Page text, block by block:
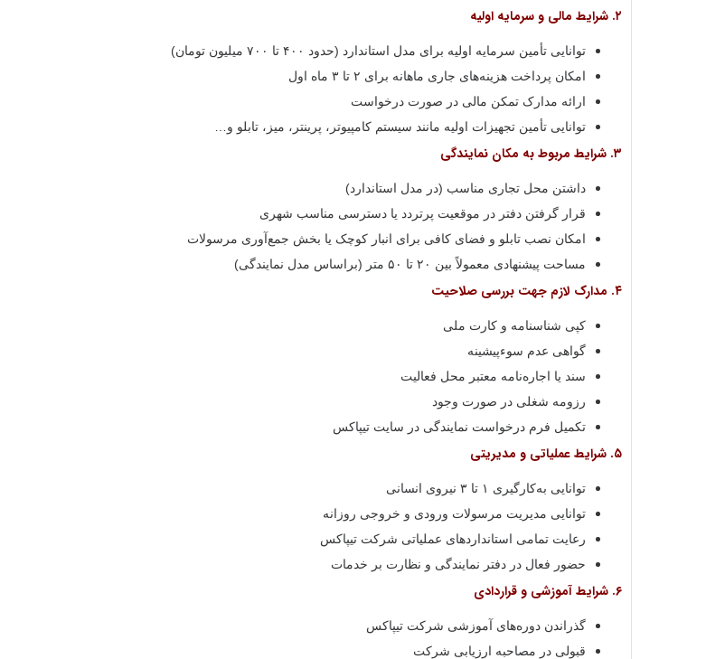
۲. شرایط مالی و سرمایه اولیه
توانایی تأمین سرمایه اولیه برای مدل استاندارد (حدود ۴۰۰ تا ۷۰۰ میلیون تومان)
امکان پرداخت هزینه‌های جاری ماهانه برای ۲ تا ۳ ماه اول
ارائه مدارک تمکن مالی در صورت درخواست
توانایی تأمین تجهیزات اولیه مانند سیستم کامپیوتر، پرینتر، میز، تابلو و…
۳. شرایط مربوط به مکان نمایندگی
داشتن محل تجاری مناسب (در مدل استاندارد)
قرار گرفتن دفتر در موقعیت پرتردد یا دسترسی مناسب شهری
امکان نصب تابلو و فضای کافی برای انبار کوچک یا بخش جمع‌آوری مرسولات
مساحت پیشنهادی معمولاً بین ۲۰ تا ۵۰ متر (براساس مدل نمایندگی)
۴. مدارک لازم جهت بررسی صلاحیت
کپی شناسنامه و کارت ملی
گواهی عدم سوءپیشینه
سند یا اجاره‌نامه معتبر محل فعالیت
رزومه شغلی در صورت وجود
تکمیل فرم درخواست نمایندگی در سایت تیپاکس
۵. شرایط عملیاتی و مدیریتی
توانایی به‌کارگیری ۱ تا ۳ نیروی انسانی
توانایی مدیریت مرسولات ورودی و خروجی روزانه
رعایت تمامی استانداردهای عملیاتی شرکت تیپاکس
حضور فعال در دفتر نمایندگی و نظارت بر خدمات
۶. شرایط آموزشی و قراردادی
گذراندن دوره‌های آموزشی شرکت تیپاکس
قبولی در مصاحبه ارزیابی شرکت